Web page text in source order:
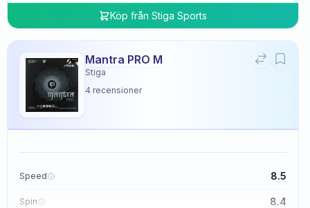
Köp från Stiga Sports
Mantra PRO M
Stiga
4 recensioner
Speed 8.5
Spin 8.4